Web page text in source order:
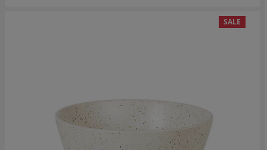
SALE